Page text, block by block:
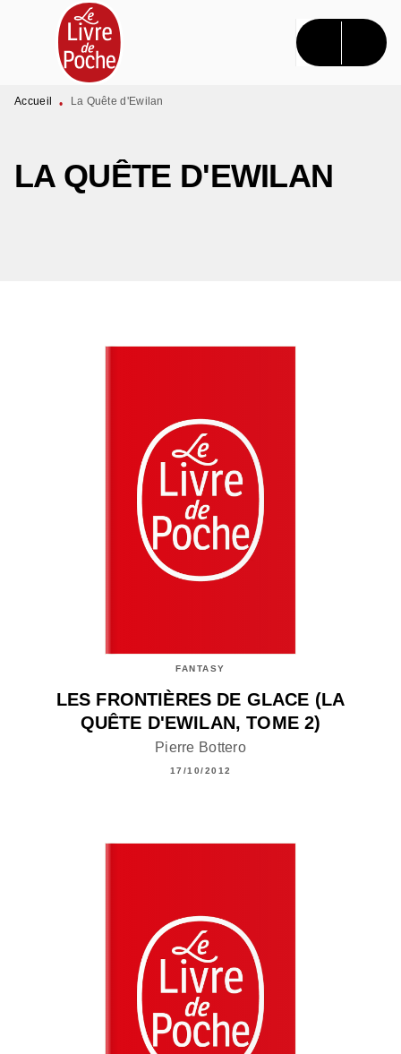
MENU RECHERCHE CONTENU
PIED DE PAGE
Accueil • La Quête d'Ewilan
LA QUÊTE D'EWILAN
FANTASY
LES FRONTIÈRES DE GLACE (LA
QUÊTE D'EWILAN, TOME 2)
Pierre Bottero
17/10/2012